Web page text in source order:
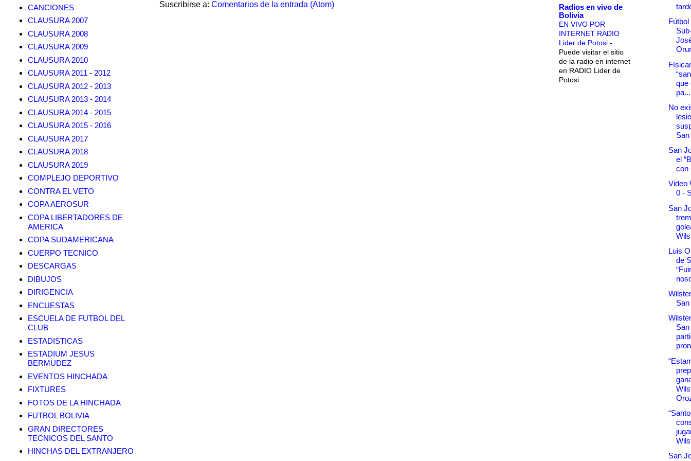
Suscribirse a: Comentarios de la entrada (Atom)
CANCIONES
CLAUSURA 2007
CLAUSURA 2008
CLAUSURA 2009
CLAUSURA 2010
CLAUSURA 2011 - 2012
CLAUSURA 2012 - 2013
CLAUSURA 2013 - 2014
CLAUSURA 2014 - 2015
CLAUSURA 2015 - 2016
CLAUSURA 2017
CLAUSURA 2018
CLAUSURA 2019
COMPLEJO DEPORTIVO
CONTRA EL VETO
COPA AEROSUR
COPA LIBERTADORES DE
AMERICA
COPA SUDAMERICANA
CUERPO TECNICO
DESCARGAS
DIBUJOS
DIRIGENCIA
ENCUESTAS
ESCUELA DE FUTBOL DEL
CLUB
ESTADISTICAS
ESTADIUM JESUS
BERMUDEZ
EVENTOS HINCHADA
FIXTURES
FOTOS DE LA HINCHADA
FUTBOL BOLIVIA
GRAN DIRECTORES
TECNICOS DEL SANTO
HINCHAS DEL EXTRANJERO
Radios en vivo de
Bolivia
EN VIVO POR
INTERNET RADIO
Lider de Potosi -
Puede visitar el sitio
de la radio en internet
en RADIO Lider de
Potosi
que
pa...
No
San
el
con
Video
0 -
San
Luis
de
San